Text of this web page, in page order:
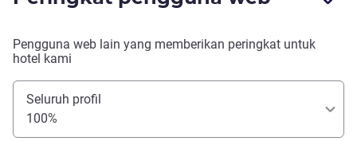
Pengguna web lain yang memberikan peringkat untuk
hotel kami
Seluruh profil
100%